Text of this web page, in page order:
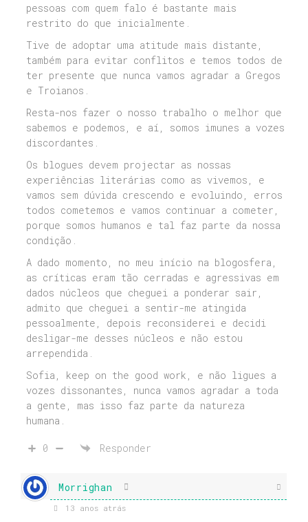
pessoas com quem falo é bastante mais
restrito do que inicialmente.
Tive de adoptar uma atitude mais distante,
também para evitar conflitos e temos todos de
ter presente que nunca vamos agradar a Gregos
e Troianos.
Resta-nos fazer o nosso trabalho o melhor que
sabemos e podemos, e aí, somos imunes a vozes
discordantes.
Os blogues devem projectar as nossas
experiências literárias como as vivemos, e
vamos sem dúvida crescendo e evoluindo, erros
todos cometemos e vamos continuar a cometer,
porque somos humanos e tal faz parte da nossa
condição.
A dado momento, no meu início na blogosfera,
as críticas eram tão cerradas e agressivas em
dados núcleos que cheguei a ponderar sair,
admito que cheguei a sentir-me atingida
pessoalmente, depois reconsiderei e decidi
desligar-me desses núcleos e não estou
arrependida.
Sofia, keep on the good work, e não ligues a
vozes dissonantes, nunca vamos agradar a toda
a gente, mas isso faz parte da natureza
humana.
0 Responder
Morrighan
13 anos atrás